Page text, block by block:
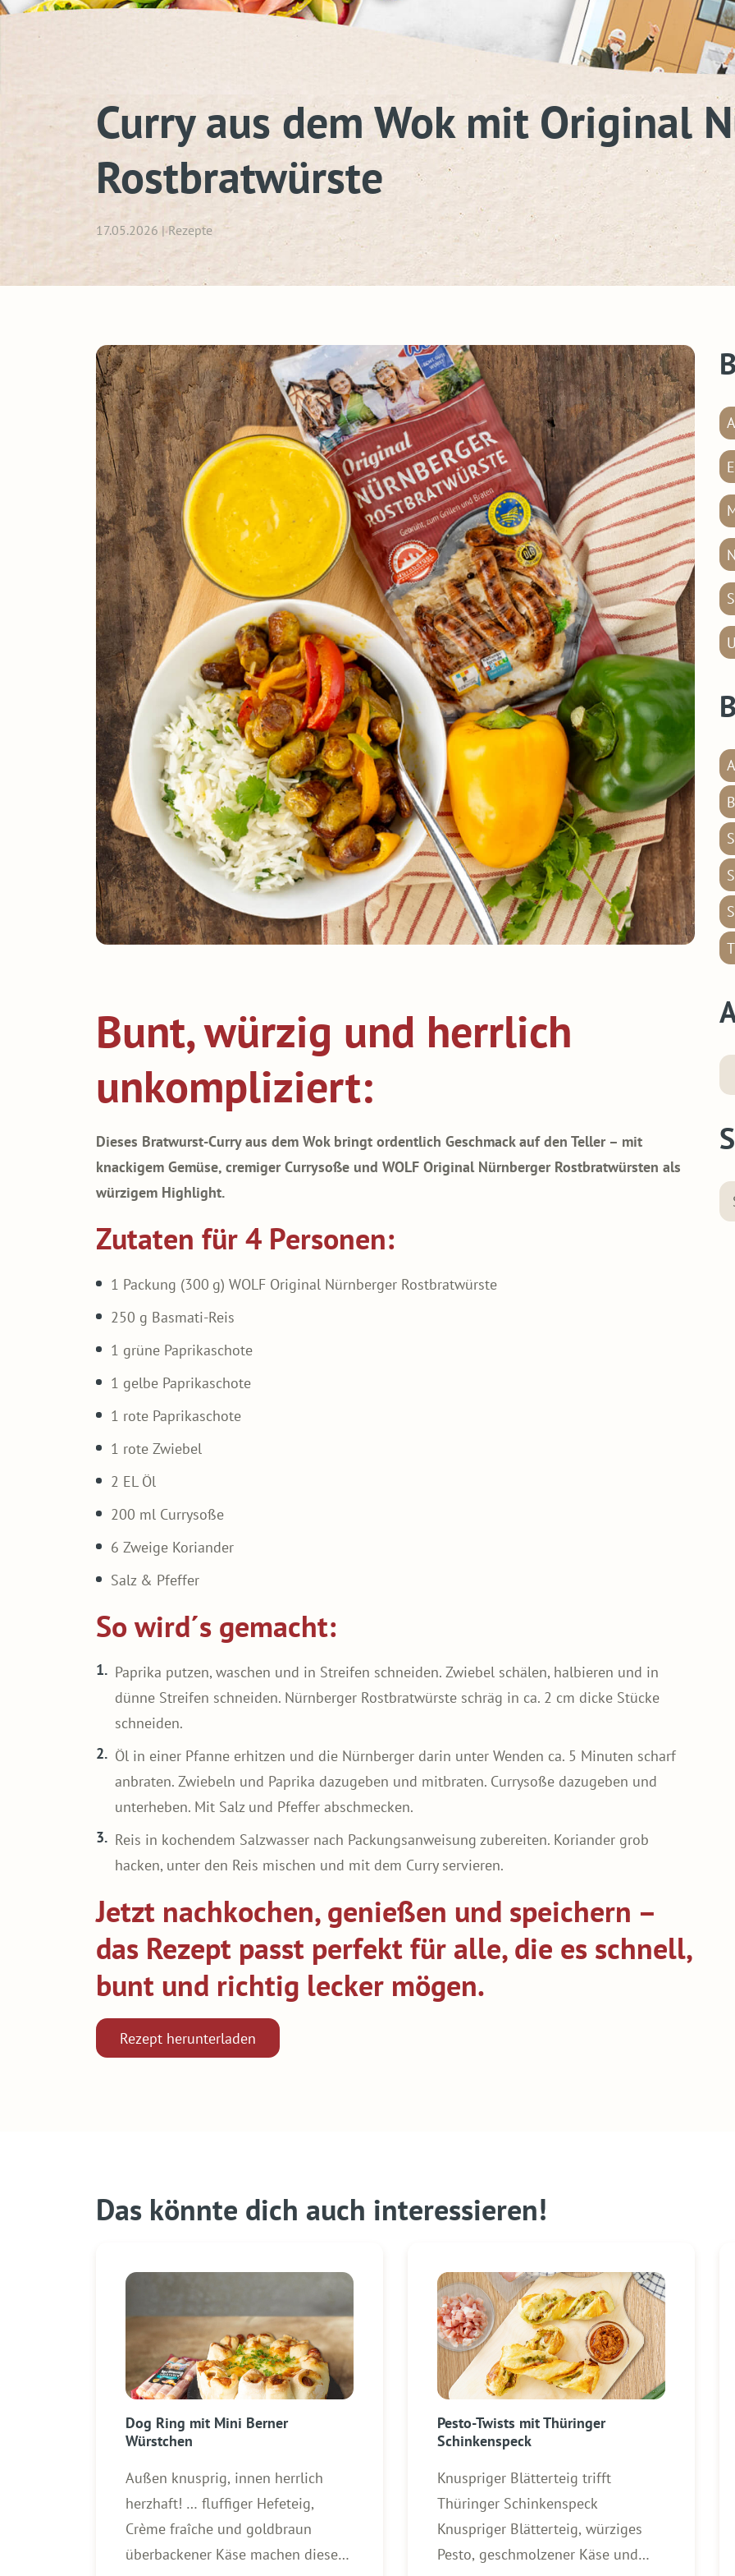
Curry aus dem Wok mit Original
Rostbratwürste
17.05.2026 | Rezepte
Bunt, würzig und herrlich
unkompliziert:
Dieses Bratwurst-Curry aus dem Wok bringt ordentlich Geschmack auf den Teller – mit
knackigem Gemüse, cremiger Currysoße und WOLF Original Nürnberger Rostbratwürsten als
würzigem Highlight.
Zutaten für 4 Personen:
1 Packung (300 g) WOLF Original Nürnberger Rostbratwürste
250 g Basmati-Reis
1 grüne Paprikaschote
1 gelbe Paprikaschote
1 rote Paprikaschote
1 rote Zwiebel
2 EL Öl
200 ml Currysoße
6 Zweige Koriander
Salz & Pfeffer
So wird´s gemacht:
Paprika putzen, waschen und in Streifen schneiden. Zwiebel schälen, halbieren und in
dünne Streifen schneiden. Nürnberger Rostbratwürste schräg in ca. 2 cm dicke Stücke
schneiden.
Öl in einer Pfanne erhitzen und die Nürnberger darin unter Wenden ca. 5 Minuten scharf
anbraten. Zwiebeln und Paprika dazugeben und mitbraten. Currysoße dazugeben und
unterheben. Mit Salz und Pfeffer abschmecken.
Reis in kochendem Salzwasser nach Packungsanweisung zubereiten. Koriander grob
hacken, unter den Reis mischen und mit dem Curry servieren.
Jetzt nachkochen, genießen und speichern –
das Rezept passt perfekt für alle, die es schnell,
bunt und richtig lecker mögen.
Rezept herunterladen
Das könnte dich auch interessieren!
Dog Ring mit Mini Berner
Würstchen
Außen knusprig, innen herrlich
herzhaft! … fluffiger Hefeteig,
Crème fraîche und goldbraun
überbackener Käse machen diesen
Pesto-Twists mit Thüringer
Schinkenspeck
Knuspriger Blätterteig trifft
Thüringer Schinkenspeck
Knuspriger Blätterteig, würziges
Pesto, geschmolzener Käse und